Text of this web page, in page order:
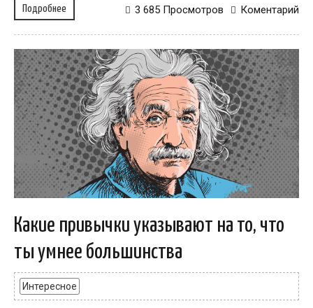
Подробнее Коментарий
3 685 Просмотров
Какие привычки указывают на то, что
ты умнее большинства
Интересное